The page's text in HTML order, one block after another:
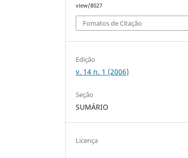
view/8027
Fomatos de Citação
Edição
v. 14 n. 1 (2006)
Seção
SUMÁRIO
Licença